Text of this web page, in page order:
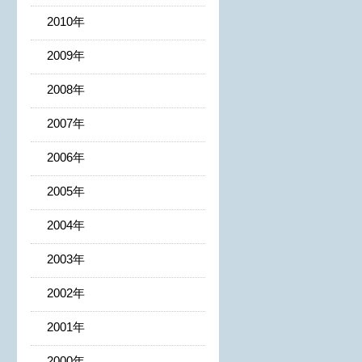
2010年
2009年
2008年
2007年
2006年
2005年
2004年
2003年
2002年
2001年